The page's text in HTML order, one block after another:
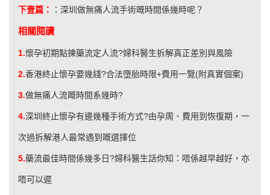
下壹篇：
： 深圳做無痛人流手術嘅時間係幾時呢？
相關閱讀
1.懷孕初期點揀藥流定人流?婦科醫生拆解真正差別與風險
2.香港終止懷孕要幾錢?合法墮胎時限+費用一覽(附真實個案)
3.做無痛人流嘅時間系幾時?
4.深圳終止懷孕有邊幾種手術方式?由孕周、費用到恢復期，一
次過拆解港人最常遇到嘅選擇位
5.藥流最佳時間係幾多日?婦科醫生話你知：唔係越早越好，亦
唔可以遲